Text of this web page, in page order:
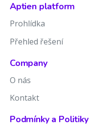
Aptien platform
Prohlídka
Přehled řešení
Company
O nás
Kontakt
Podmínky a Politiky